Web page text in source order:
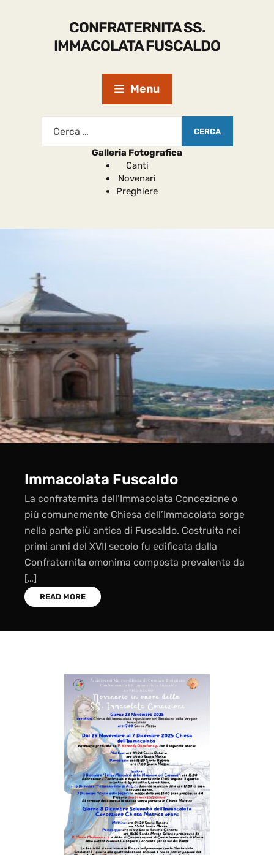
CONFRATERNITA SS.
IMMACOLATA FUSCALDO
Menu
Galleria Fotografica
Canti
Novenari
Preghiere
Immacolata Fuscaldo
La confraternita dell’Immacolata Concezione o
più comunemente Chiesa dell’Immacolata sorge
nella parte più antica di Fuscaldo. Costruita nei
primi anni del XVII secolo fu edificata dalla
Confraternita omonima composta prevalente da
[…]
READ MORE